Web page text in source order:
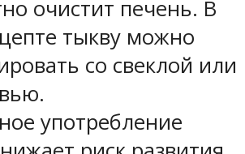
очистит печень. В
тыкву можно
со свеклой или
употребление